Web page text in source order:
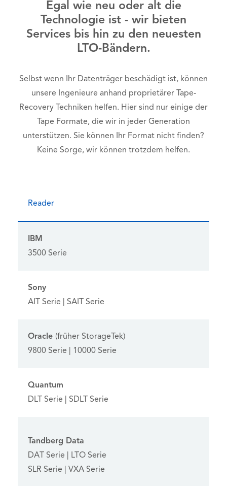
Egal wie neu oder alt die
Technologie ist - wir bieten
Services bis hin zu den neuesten
LTO-Bändern.
Selbst wenn Ihr Datenträger beschädigt ist, können
unsere Ingenieure anhand proprietärer Tape-
Recovery Techniken helfen. Hier sind nur einige der
Tape Formate, die wir in jeder Generation
unterstützen. Sie können Ihr Format nicht finden?
Keine Sorge, wir können trotzdem helfen.
Reader
IBM
3500 Serie
Sony
AIT Serie | SAIT Serie
Oracle (früher StorageTek)
9800 Serie | 10000 Serie
Quantum
DLT Serie | SDLT Serie
Tandberg Data
DAT Serie | LTO Serie
SLR Serie | VXA Serie